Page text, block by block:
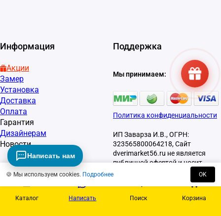
Каталог Написать Поиск Корзина
🍪 Мы используем cookies. Подробнее OK
Информация
Акции
Замер
Установка
Доставка
Оплата
Гарантия
Дизайнерам
Новости
Поддержка
Мы принимаем:
Политика конфиденциальности
ИП Заварза И.В., ОГРН:
323565800064218, Сайт
dverimarket56.ru не является
публичной офертой и носит
информационный характер.
Написать нам